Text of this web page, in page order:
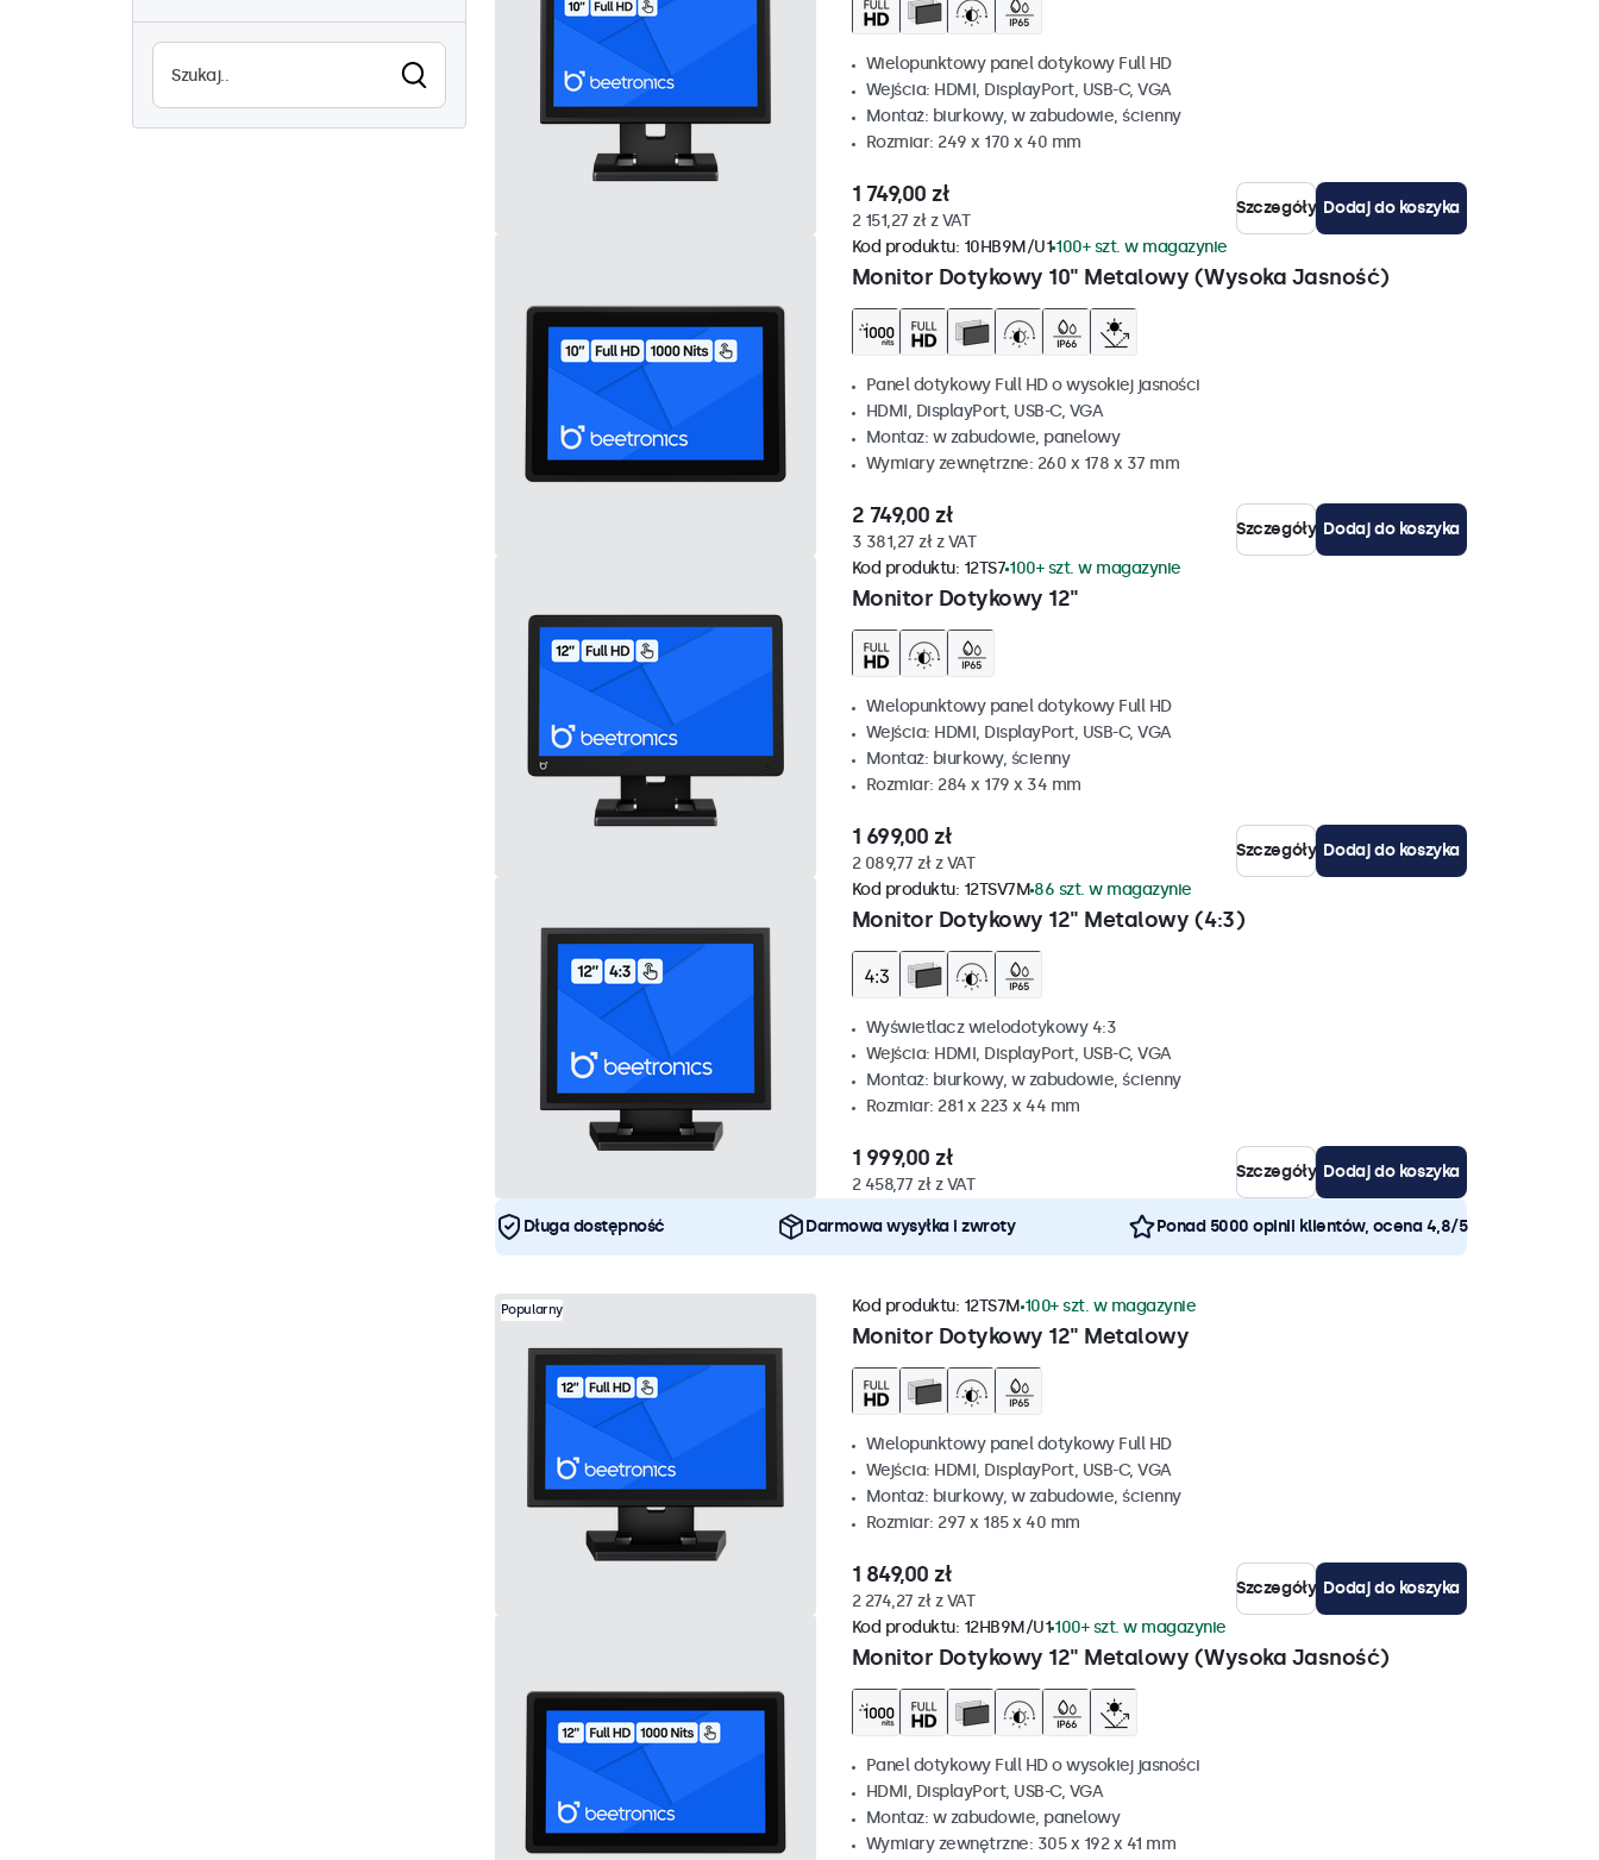
Wielopunktowy panel dotykowy Full HD
Wejścia: HDMI, DisplayPort, USB-C, VGA
Montaż: biurkowy, w zabudowie, ścienny
Rozmiar: 249 x 170 x 40 mm
1 749,00 zł
2 151,27 zł z VAT
Szczegóły Dodaj do koszyka
Monitor Dotykowy 10" Metalowy (Wysoka Jasność)
Kod produktu: 10HB9M/U1 100+ szt. w magazynie
Panel dotykowy Full HD o wysokiej jasności
HDMI, DisplayPort, USB-C, VGA
Montaz: w zabudowie, panelowy
Wymiary zewnętrzne: 260 x 178 x 37 mm
2 749,00 zł
3 381,27 zł z VAT
Szczegóły Dodaj do koszyka
Monitor Dotykowy 12"
Kod produktu: 12TS7 100+ szt. w magazynie
Wielopunktowy panel dotykowy Full HD
Wejścia: HDMI, DisplayPort, USB-C, VGA
Montaż: biurkowy, ścienny
Rozmiar: 284 x 179 x 34 mm
1 699,00 zł
2 089,77 zł z VAT
Szczegóły Dodaj do koszyka
Monitor Dotykowy 12" Metalowy (4:3)
Kod produktu: 12TSV7M 86 szt. w magazynie
Wyświetlacz wielodotykowy 4:3
Wejścia: HDMI, DisplayPort, USB-C, VGA
Montaż: biurkowy, w zabudowie, ścienny
Rozmiar: 281 x 223 x 44 mm
1 999,00 zł
2 458,77 zł z VAT
Szczegóły Dodaj do koszyka
Długa dostępność Darmowa wysyłka i zwroty Ponad 5000 opinii klientów, ocena 4,8/5
Popularny
Monitor Dotykowy 12" Metalowy
Kod produktu: 12TS7M 100+ szt. w magazynie
Wielopunktowy panel dotykowy Full HD
Wejścia: HDMI, DisplayPort, USB-C, VGA
Montaż: biurkowy, w zabudowie, ścienny
Rozmiar: 297 x 185 x 40 mm
1 849,00 zł
2 274,27 zł z VAT
Szczegóły Dodaj do koszyka
Monitor Dotykowy 12" Metalowy (Wysoka Jasność)
Kod produktu: 12HB9M/U1 100+ szt. w magazynie
Panel dotykowy Full HD o wysokiej jasności
HDMI, DisplayPort, USB-C, VGA
Montaz: w zabudowie, panelowy
Wymiary zewnętrzne: 305 x 192 x 41 mm